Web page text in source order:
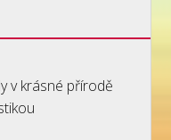
v krásné přírodě